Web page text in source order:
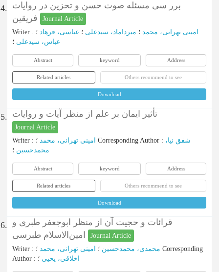
4. برر سی مسئله صوت حسن و تحزین در روایات
Journal Article
Writer : امینی تهرانی، محمد ؛ میرداماد، سیدعلی ؛ عباسی، فرهاد ؛
عباس، سیدعلی ؛
Abstract keyword Address
Related articles Others recommend to see
Download
5. تأثیر ایمان بر علم از منظر آیات و روایات
Journal Article
Writer : امینی تهرانی، محمد Corresponding Author : شفق نیا،
محمدحسین ؛
Abstract keyword Address
Related articles Others recommend to see
Download
6. قرائات و حجیت آن از منظر ابوجعفر طبری و
Journal Article
Writer : محمدی، محمدحسین ؛ امینی تهرانی، محمد
Corresponding
Author : اخلاقی، یحیی ؛